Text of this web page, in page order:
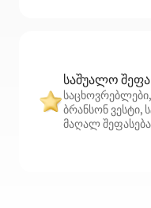
საშუალო
ბრანსონ ვესტი,
მაღალ